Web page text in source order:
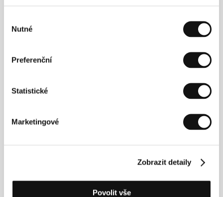
souhlasu
Nutné
Preferenční
Statistické
Marketingové
Zobrazit detaily
Povolit vše
Aaron Schimberg
Go Down
Death
Chained for
Kontakty
Spojené státy americké